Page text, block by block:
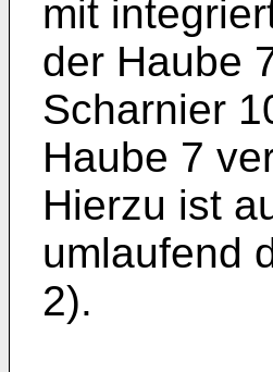
mit
der Haube
Scharnier
Haube 7
Hierzu ist
umlaufend
2).